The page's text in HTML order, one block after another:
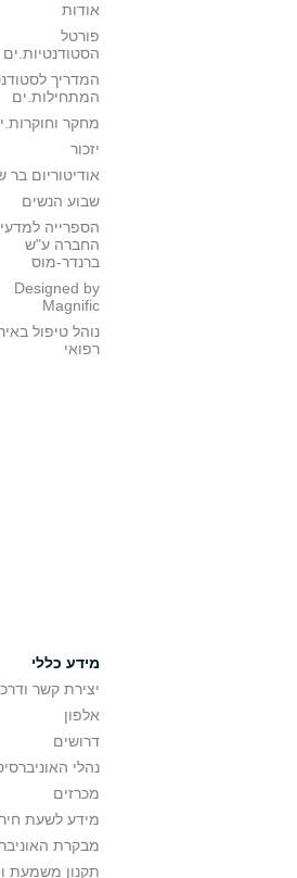
אודות
פורטל
הסטודנטיות.ים
המדריך
המתחילות.ים
מחקר
יזכור
אודיטוריום בר
שבוע הנשים
הספרייה למדעי
החברה ע"ש
ברנדר-מוס
Designed by
Magnific
נוהל טיפול
רפואי
מידע כללי
יצירת קשר
אלפון
דרושים
נהלי
מכרזים
מידע לשעת
מבקרת
תקנון משמעת